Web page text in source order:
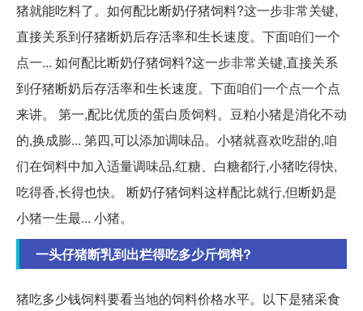
猪就能吃料了。如何配比断奶仔猪饲料?这一步非常关键,
直接关系到仔猪断奶后存活率和生长速度。下面咱们一个
点一... 如何配比断奶仔猪饲料?这一步非常关键,直接关系
到仔猪断奶后存活率和生长速度。下面咱们一个点一个点
来讲。 第一,配比优质的蛋白质饲料。豆粕小猪是消化不动
的,换成膨... 第四,可以添加调味品。小猪就喜欢吃甜的,咱
们在饲料中加入适量调味品,红糖、白糖都行,小猪吃得快,
吃得香,长得也快。 断奶仔猪饲料这样配比就行,但断奶是
小猪一生最... 小猪。
一头仔猪断乳到出栏得吃多少斤饲料?
猪吃多少钱饲料要看当地的饲料价格水平。以下是猪采食